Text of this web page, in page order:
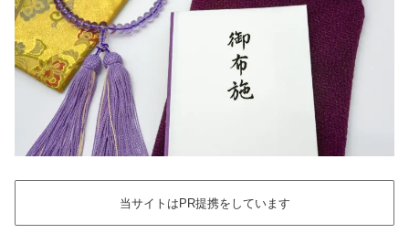
当サイトはPR提携をしています